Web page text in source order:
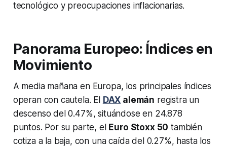
tecnológico y preocupaciones inflacionarias.
Panorama Europeo: Índices en
Movimiento
A media mañana en Europa, los principales índices
operan con cautela. El DAX alemán registra un
descenso del 0.47%, situándose en 24.878
puntos. Por su parte, el Euro Stoxx 50 también
cotiza a la baja, con una caída del 0.27%, hasta los